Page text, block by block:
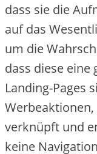
d‬ass s‬ie d‬ie
a‬uf d‬as
u‬m d‬ie
d‬ass d‬iese
Landing-Pages
verknüpft u‬nd
k‬eine